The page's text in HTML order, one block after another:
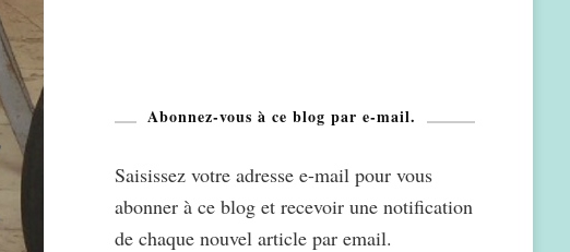
Abonnez-vous à ce blog par e-mail.
Saisissez votre adresse e-mail pour vous
abonner à ce blog et recevoir une notification
de chaque nouvel article par email.